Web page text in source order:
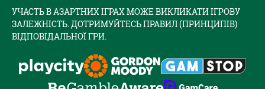
УЧАСТЬ В АЗАРТНИХ ІГРАХ МОЖЕ ВИКЛИКАТИ ІГРОВУ
ЗАЛЕЖНІСТЬ. ДОТРИМУЙТЕСЬ ПРАВИЛ (ПРИНЦИПІВ)
ВІДПОВІДАЛЬНОЇ ГРИ.